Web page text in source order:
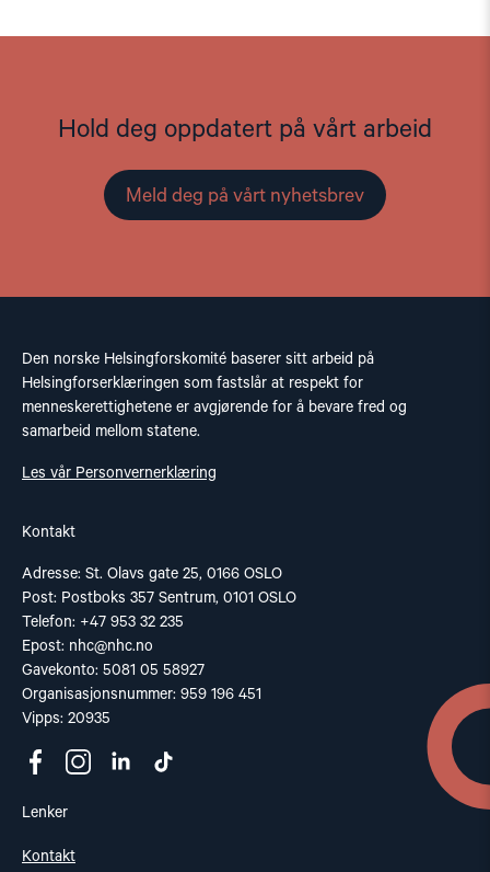
Hold deg oppdatert på vårt arbeid
Meld deg på vårt nyhetsbrev
Den norske Helsingforskomité baserer sitt arbeid på
Helsingforserklæringen som fastslår at respekt for
menneskerettighetene er avgjørende for å bevare fred og
samarbeid mellom statene.
Les vår Personvernerklæring
Kontakt
Adresse: St. Olavs gate 25, 0166 OSLO
Post: Postboks 357 Sentrum, 0101 OSLO
Telefon: +47 953 32 235
Epost: nhc@nhc.no
Gavekonto: 5081 05 58927
Organisasjonsnummer: 959 196 451
Vipps: 20935
Lenker
Kontakt